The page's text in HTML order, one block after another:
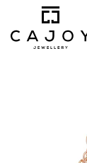
springen